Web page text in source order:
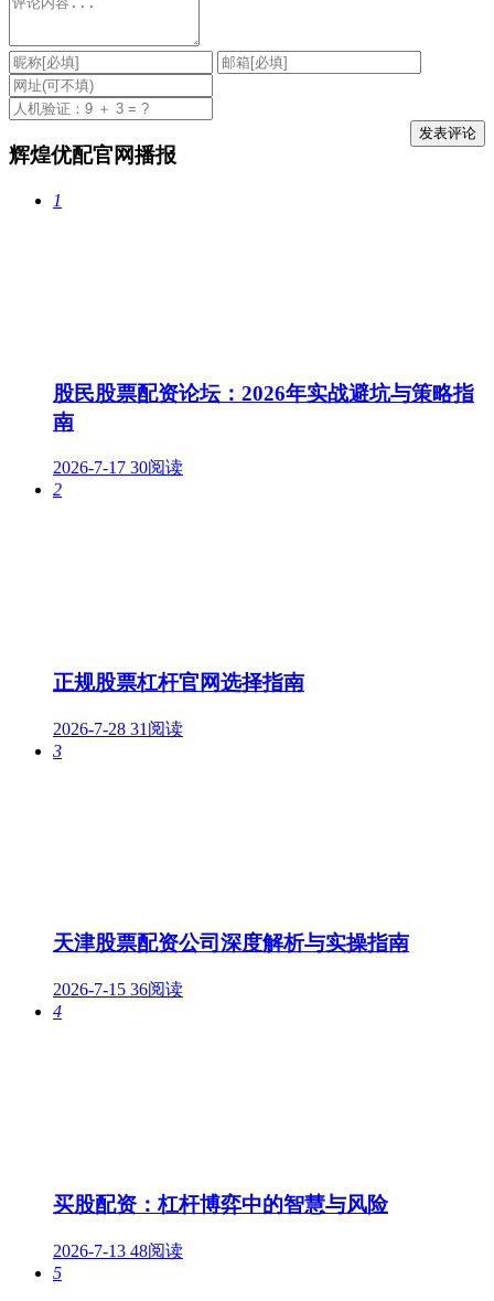
辉煌优配官网播报
1
股民股票配资论坛：2026年实战避坑与策略指
南
2026-7-17 30阅读
2
正规股票杠杆官网选择指南
2026-7-28 31阅读
3
天津股票配资公司深度解析与实操指南
2026-7-15 36阅读
4
买股配资：杠杆博弈中的智慧与风险
2026-7-13 48阅读
5